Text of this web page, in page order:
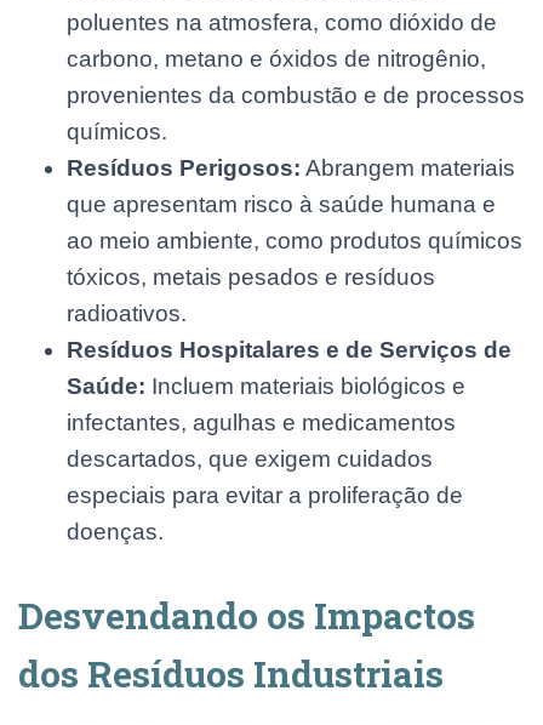
poluentes na atmosfera, como dióxido de
carbono, metano e óxidos de nitrogênio,
provenientes da combustão e de processos
químicos.
Resíduos Perigosos: Abrangem materiais
que apresentam risco à saúde humana e
ao meio ambiente, como produtos químicos
tóxicos, metais pesados e resíduos
radioativos.
Resíduos Hospitalares e de Serviços de
Saúde: Incluem materiais biológicos e
infectantes, agulhas e medicamentos
descartados, que exigem cuidados
especiais para evitar a proliferação de
doenças.
Desvendando os Impactos
dos Resíduos Industriais